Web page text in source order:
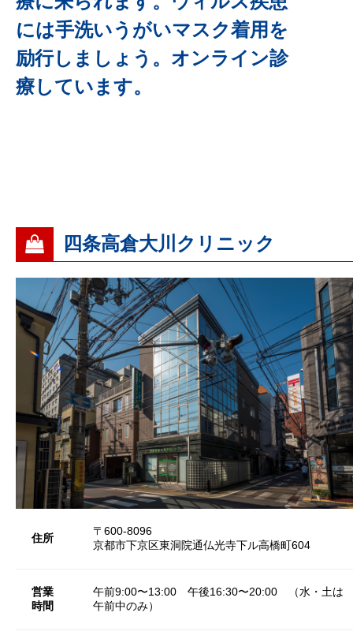
には手洗いうがいマスク着用を
励行しましょう。オンライン診
療しています。
四条高倉大川クリニック
住所
〒600-8096
京都市下京区東洞院通仏光寺下ル高橋町604
営業
時間
午前9:00〜13:00 午後16:30〜20:00 （水・土は
午前中のみ）